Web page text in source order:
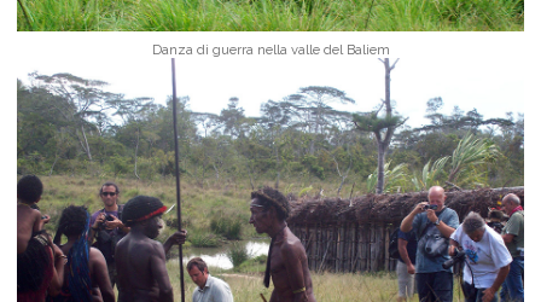
Danza di guerra nella valle del Baliem